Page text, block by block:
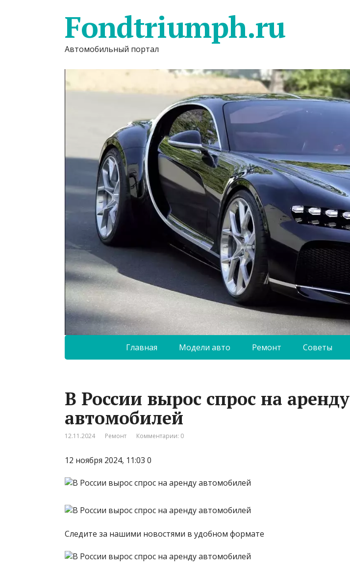
Fondtriumph.ru
Автомобильный портал
Главная Модели авто Ремонт Советы
В России вырос спрос на аренду
автомобилей
12.11.2024 Ремонт Комментарии: 0
12 ноября 2024, 11:03 0
Следите за нашими новостями в удобном формате